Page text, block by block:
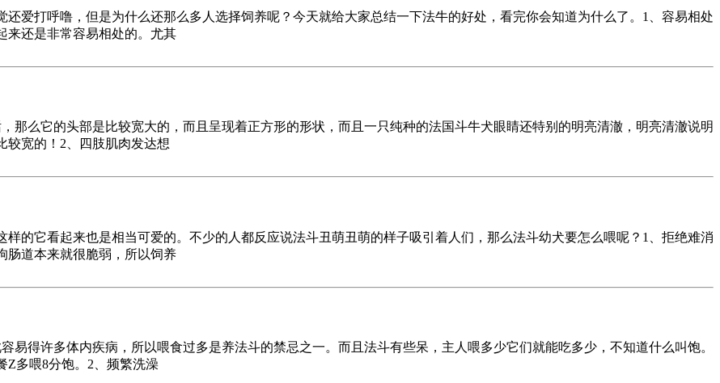
爱打呼噜，但是为什么还那么多人选择饲养呢？今天就给大家总结一下法牛的好处，看完你会知道为什么了。1、容易相处
来还是非常容易相处的。尤其
那么它的头部是比较宽大的，而且呈现着正方形的形状，而且一只纯种的法国斗牛犬眼睛还特别的明亮清澈，明亮清澈说明
较宽的！2、四肢肌肉发达想
的它看起来也是相当可爱的。不少的人都反应说法斗丑萌丑萌的样子吸引着人们，那么法斗幼犬要怎么喂呢？1、拒绝难消
肠道本来就很脆弱，所以饲养
易得许多体内疾病，所以喂食过多是养法斗的禁忌之一。而且法斗有些呆，主人喂多少它们就能吃多少，不知道什么叫饱。
Z多喂8分饱。2、频繁洗澡